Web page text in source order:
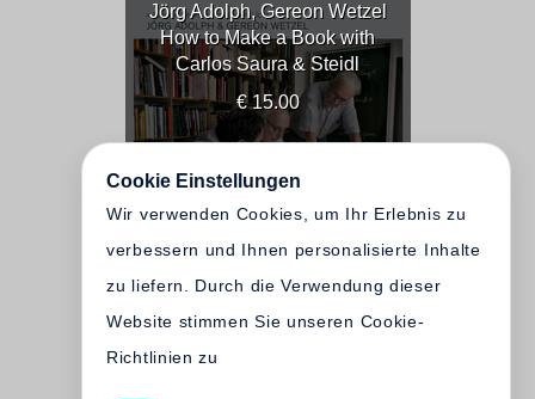
Jörg Adolph, Gereon Wetzel
How to Make a Book with
Carlos Saura & Steidl
€ 15.00
Cookie Einstellungen
Wir verwenden Cookies, um Ihr Erlebnis zu
verbessern und Ihnen personalisierte Inhalte
zu liefern. Durch die Verwendung dieser
Website stimmen Sie unseren Cookie-
Richtlinien zu